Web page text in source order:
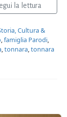
la lettura
Cultura &
,famiglia Parodi,
,tonnara,tonnara